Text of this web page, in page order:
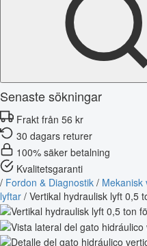
Senaste sökningar
Frakt från 56 kr
30 dagars returer
100% säker betalning
Kvalitetsgaranti
/ Fordon & Diagnostik / Mekanisk
lyftar / Vertikal hydraulisk lyft 0,5